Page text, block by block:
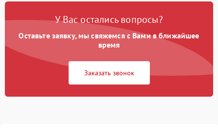
У Вас остались вопросы?
Оставьте заявку, мы свяжемся с Вами в ближайшее
время
Заказать звонок